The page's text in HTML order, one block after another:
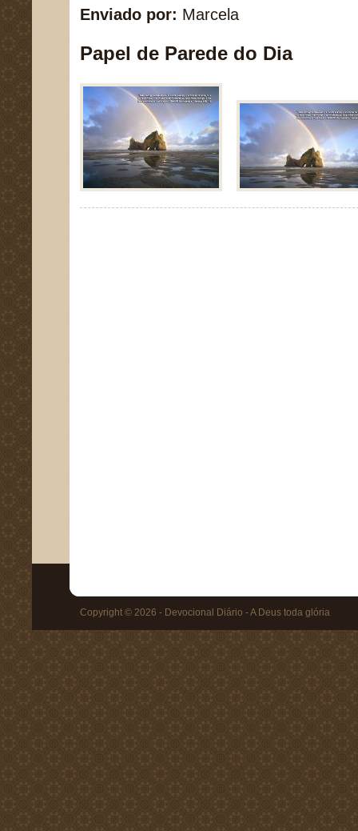
Enviado por: Marcela
Papel de Parede do Dia
Copyright © 2026 - Devocional Diário - A Deus toda glória